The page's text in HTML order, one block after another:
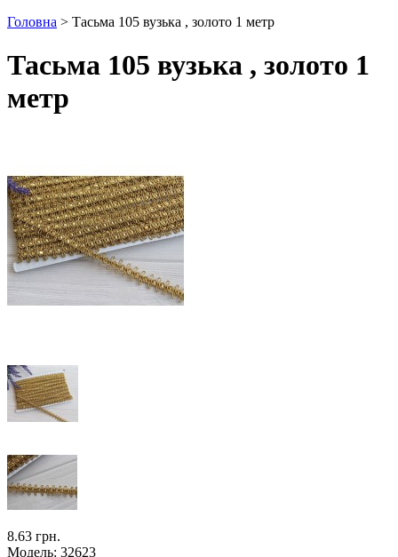
Головна > Тасьма 105 вузька , золото 1 метр
Тасьма 105 вузька , золото 1
метр
8.63 грн.
Модель: 32623